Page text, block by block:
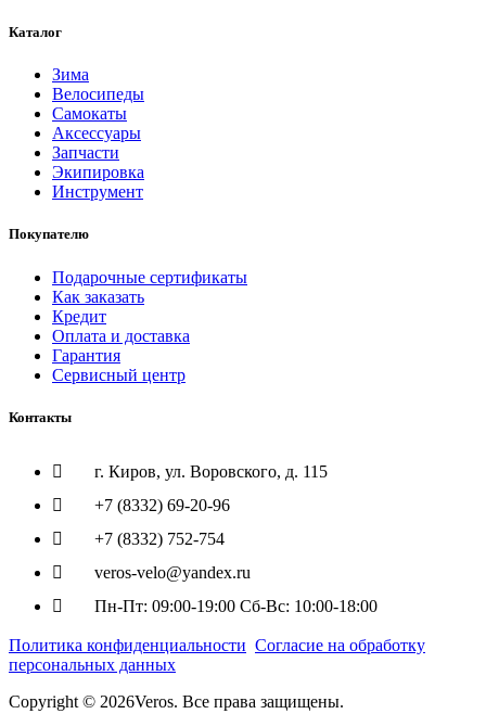
Каталог
Зима
Велосипеды
Самокаты
Аксессуары
Запчасти
Экипировка
Инструмент
Покупателю
Подарочные сертификаты
Как заказать
Кредит
Оплата и доставка
Гарантия
Сервисный центр
Контакты
г. Киров, ул. Воровского, д. 115
+7 (8332) 69-20-96
+7 (8332) 752-754
veros-velo@yandex.ru
Пн-Пт: 09:00-19:00 Сб-Вс: 10:00-18:00
Политика конфиденциальности Согласие на обработку
персональных данных
Copyright © 2026Veros. Все права защищены.